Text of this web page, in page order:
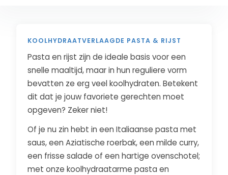
KOOLHYDRAATVERLAAGDE PASTA & RIJST
Pasta en rijst zijn de ideale basis voor een
snelle maaltijd, maar in hun reguliere vorm
bevatten ze erg veel koolhydraten. Betekent
dit dat je jouw favoriete gerechten moet
opgeven? Zeker niet!
Of je nu zin hebt in een Italiaanse pasta met
saus, een Aziatische roerbak, een milde curry,
een frisse salade of een hartige ovenschotel;
met onze koolhydraatarme pasta en